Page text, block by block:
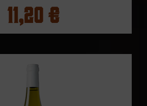
11,20 €